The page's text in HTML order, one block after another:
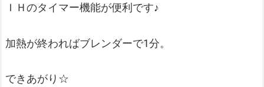
ＩＨのタイマー機能が便利です♪
加熱が終わればブレンダーで1分。
できあがり☆